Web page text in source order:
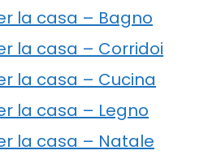
la casa – Bagno
la casa – Corridoi
la casa – Cucina
la casa – Legno
la casa – Natale